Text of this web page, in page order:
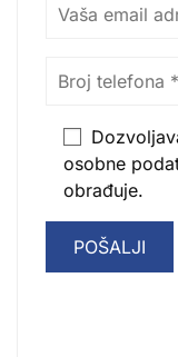
osobne
obrađuje.